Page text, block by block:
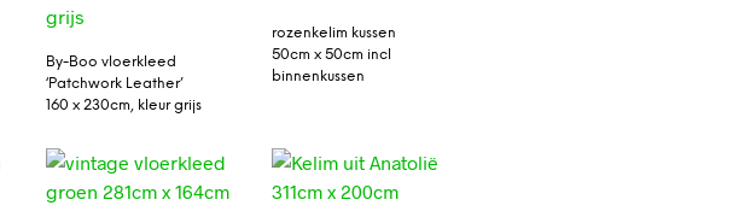
By-Boo vloerkleed
‘Patchwork Leather’
160 x 230cm, kleur grijs
rozenkelim kussen
50cm x 50cm incl
binnenkussen